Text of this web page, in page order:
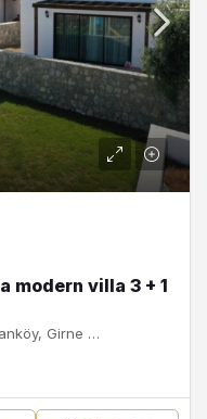
modern villa 3 + 1
Ertek, Dr. Fazıl Küçük Caddesi, Doğanköy, Girne Belediyesi, Girne ilçesi, Kuzey Kıbrıs, 99320, Κύπρος - Kıbrıs